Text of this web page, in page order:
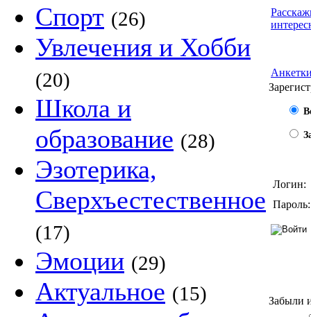
Спорт (26)
Увлечения и Хобби
(20)
Школа и
образование (28)
Эзотерика,
Сверхъестественное
(17)
Эмоции (29)
Актуальное (15)
Логин:
Пароль:
Забыли